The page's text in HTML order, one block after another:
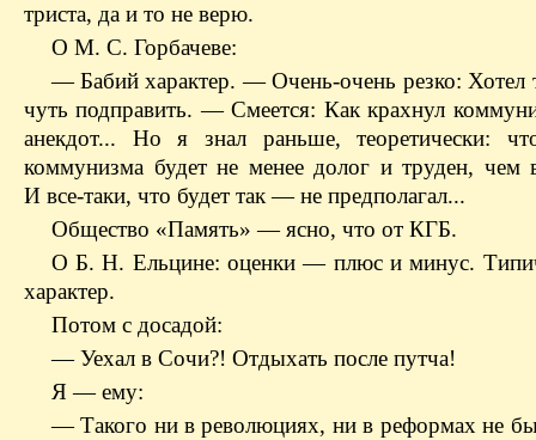
триста, да и то не верю.
О М. С. Горбачеве:
— Бабий характер. — Очень-очень резко: Хотел
чуть подправить. — Смеется: Как крахнул
анекдот... Но я знал раньше, теоретически:
коммунизма будет не менее долог и труден, чем
И все-таки, что будет так — не предполагал...
Общество «Память» — ясно, что от КГБ.
О Б. Н. Ельцине: оценки — плюс и минус.
характер.
Потом с досадой:
— Уехал в Сочи?! Отдыхать после путча!
Я — ему:
— Такого ни в революциях, ни в реформах не